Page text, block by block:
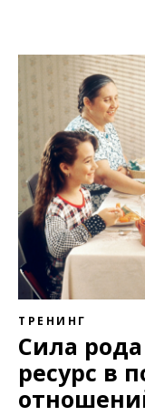
ТРЕНИНГ
Сила
ресурс в